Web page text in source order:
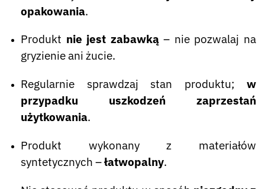
opakowania.
Produkt nie jest zabawką– nie pozwalaj na
gryzienie ani żucie.
Regularnie sprawdzaj stan produktu; w
przypadku uszkodzeń zaprzestań
użytkowania.
Produkt wykonany z materiałów
syntetycznych –łatwopalny.